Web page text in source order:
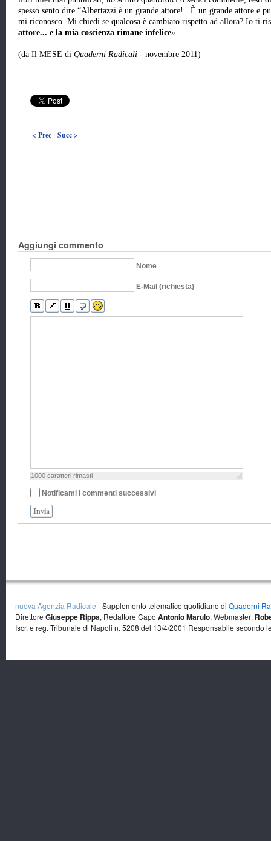
spesso sento dire “Albertazzi è un grande attore!...È un grande attore e
mi riconosco. Mi chiedi se qualcosa è cambiato rispetto ad allora? Io ti
attore... e la mia coscienza rimane infelice».
(da Il MESE di Quaderni Radicali - novembre 2011)
< Prec Succ >
Aggiungi commento
Nome
E-Mail (richiesta)
1000 caratteri rimasti
Notificami i commenti successivi
Invia
nuova Agenzia Radicale - Supplemento telematico quotidiano di Quaderni
Direttore Giuseppe Rippa, Redattore Capo Antonio Marulo, Webmaster:
Iscr. e reg. Tribunale di Napoli n. 5208 del 13/4/2001 Responsabile secondo